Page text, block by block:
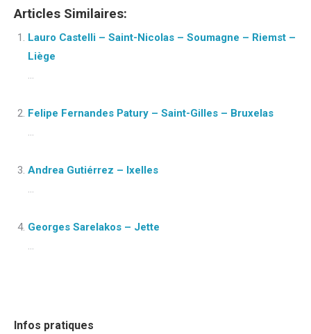
Articles Similaires:
Lauro Castelli – Saint-Nicolas – Soumagne – Riemst –
Liège
...
Felipe Fernandes Patury – Saint-Gilles – Bruxelas
...
Andrea Gutiérrez – Ixelles
...
Georges Sarelakos – Jette
...
Infos pratiques